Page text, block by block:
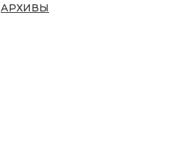
АРХИВЫ